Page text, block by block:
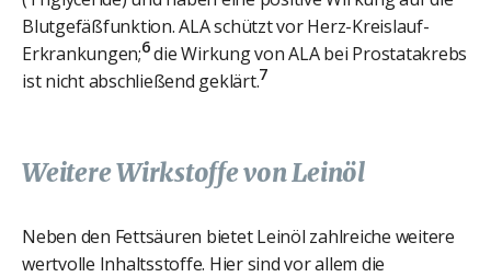
Blutgefäßfunktion. ALA schützt vor Herz-Kreislauf-
Erkrankungen;6die Wirkung von ALA bei Prostatakrebs
ist nicht abschließend geklärt.7
Weitere Wirkstoffe von Leinöl
Neben den Fettsäuren bietet Leinöl zahlreiche weitere
wertvolle Inhaltsstoffe. Hier sind vor allem die